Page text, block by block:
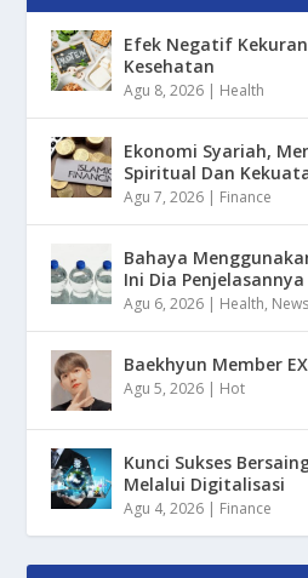
Efek Negatif
Kesehatan
Agu 8, 2026 | Health
Ekonomi Syariah,
Spiritual Dan
Agu 7, 2026 | Finance
Bahaya
Ini Dia Penjelasannya
Agu 6, 2026 | Health, News
Baekhyun Member
Agu 5, 2026 | Hot
Kunci Sukses
Melalui Digitalisasi
Agu 4, 2026 | Finance